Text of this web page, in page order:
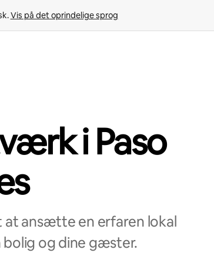
Vis på det oprindelige sprog
i Paso
ansætte en erfaren lokal
og dine gæster.